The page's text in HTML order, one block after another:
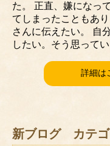
た。 正直、嫌になっ
てしまったこともあ
さんに伝えたい。 自
したい。そう思ってい
詳細は
新ブログ カテゴ